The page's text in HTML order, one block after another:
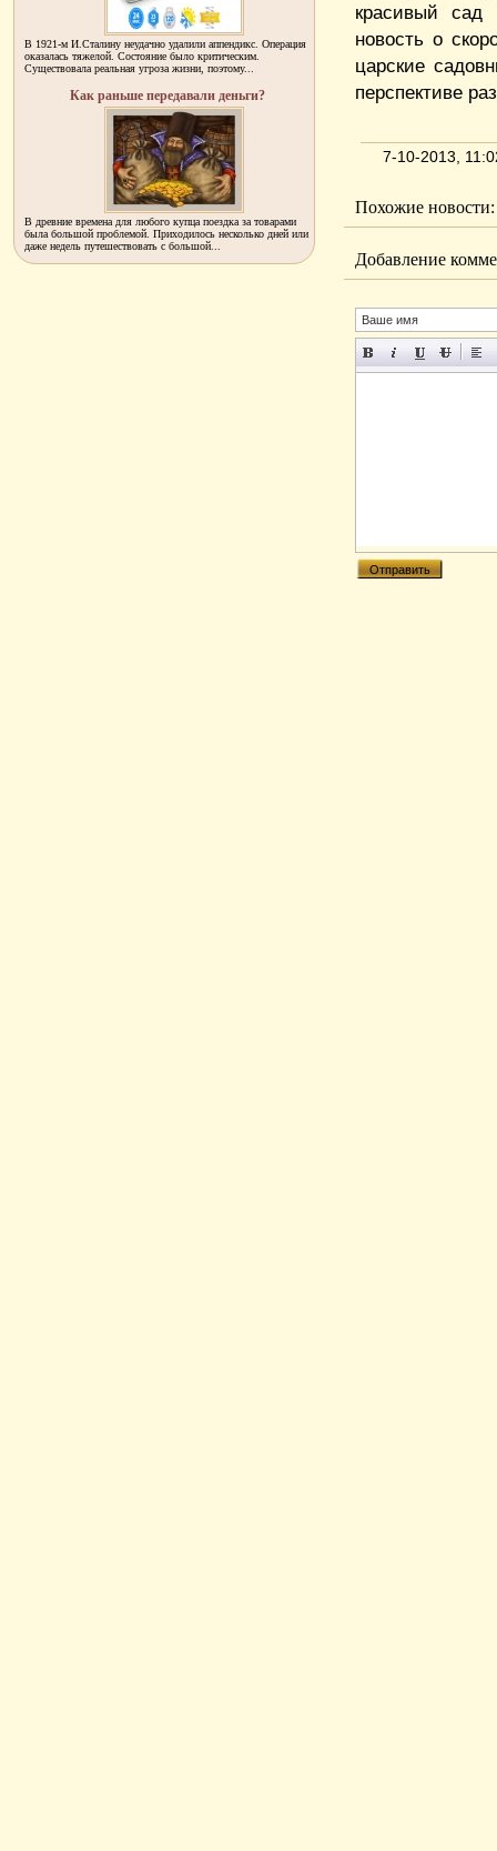
красивый сад
новость о
царские
перспективе
7-10-2013,
Похожие новости:
Добавление
В 1921-м И.Сталину неудачно удалили аппендикс. Операция
оказалась тяжелой. Состояние было критическим.
Существовала реальная угроза жизни, поэтому...
Как раньше передавали деньги?
В древние времена для любого купца поездка за товарами
была большой проблемой. Приходилось несколько дней или
даже недель путешествовать с большой...